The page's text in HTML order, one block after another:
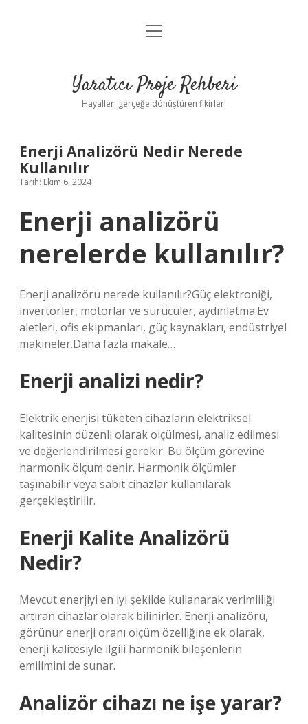
Anasayfa
Yasal Uyarı
menüyü
Yaratıcı Proje Rehberi
Hayalleri gerçeğe dönüştüren fikirler!
Enerji Analizörü Nedir Nerede
Kullanılır
Tarih: Ekim 6, 2024
Enerji analizörü
nerelerde kullanılır?
Enerji analizörü nerede kullanılır?Güç elektroniği,
invertörler, motorlar ve sürücüler, aydınlatma.Ev
aletleri, ofis ekipmanları, güç kaynakları, endüstriyel
makineler.Daha fazla makale…
Enerji analizi nedir?
Elektrik enerjisi tüketen cihazların elektriksel
kalitesinin düzenli olarak ölçülmesi, analiz edilmesi
ve değerlendirilmesi gerekir. Bu ölçüm görevine
harmonik ölçüm denir. Harmonik ölçümler
taşınabilir veya sabit cihazlar kullanılarak
gerçekleştirilir.
Enerji Kalite Analizörü
Nedir?
Mevcut enerjiyi en iyi şekilde kullanarak verimliliği
artıran cihazlar olarak bilinirler. Enerji analizörü,
görünür enerji oranı ölçüm özelliğine ek olarak,
enerji kalitesiyle ilgili harmonik bileşenlerin
emilimini de sunar.
Analizör cihazı ne işe yarar?